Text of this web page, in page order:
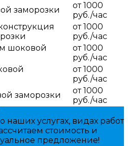
заморозки
от 1000
руб./час
от 1000
руб./час
шоковой
от 1000
руб./час
от 1000
руб./час
заморозки
от 1000
руб./час
услугах, видах работ
стоимость и
предложение!